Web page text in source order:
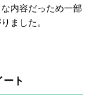
内容だっため一部
ました。
ト